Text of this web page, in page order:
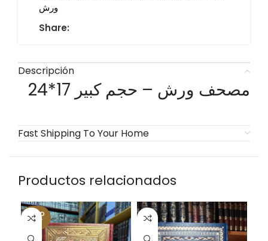
ورش
Share:
Descripción
24*17 مصحف ورش – حجم كبير
Fast Shipping To Your Home
Productos relacionados
SOLD
OUT